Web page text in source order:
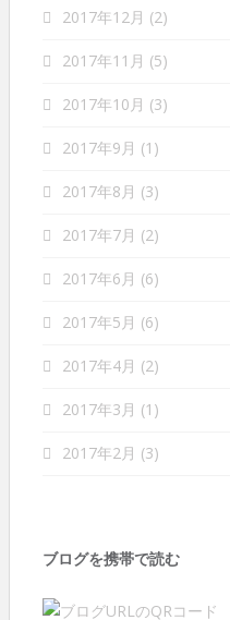
2017年12月 (2)
2017年11月 (5)
2017年10月 (3)
2017年9月 (1)
2017年8月 (3)
2017年7月 (2)
2017年6月 (6)
2017年5月 (6)
2017年4月 (2)
2017年3月 (1)
2017年2月 (3)
ブログを携帯で読む